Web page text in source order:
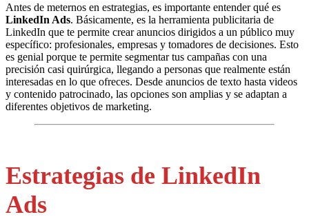
Antes de meternos en estrategias, es importante entender qué es
LinkedIn Ads. Básicamente, es la herramienta publicitaria de
LinkedIn que te permite crear anuncios dirigidos a un público muy
específico: profesionales, empresas y tomadores de decisiones. Esto
es genial porque te permite segmentar tus campañas con una
precisión casi quirúrgica, llegando a personas que realmente están
interesadas en lo que ofreces. Desde anuncios de texto hasta videos
y contenido patrocinado, las opciones son amplias y se adaptan a
diferentes objetivos de marketing.
Estrategias de LinkedIn
Ads